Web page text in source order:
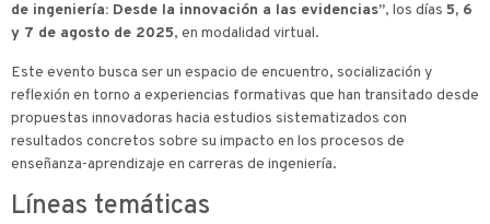
de ingeniería: Desde la innovación a las evidencias”, los días 5, 6
y 7 de agosto de 2025, en modalidad virtual.
Este evento busca ser un espacio de encuentro, socialización y
reflexión en torno a experiencias formativas que han transitado desde
propuestas innovadoras hacia estudios sistematizados con
resultados concretos sobre su impacto en los procesos de
enseñanza-aprendizaje en carreras de ingeniería.
Líneas temáticas